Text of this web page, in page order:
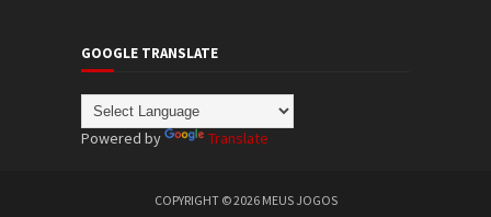
GOOGLE TRANSLATE
Powered by Translate
COPYRIGHT ©2026 MEUS JOGOS